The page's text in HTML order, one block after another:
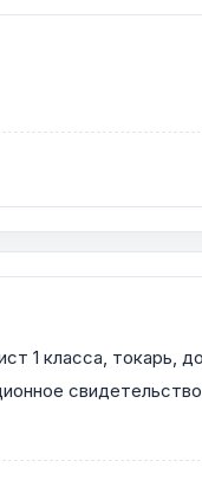
1 класса, токарь,